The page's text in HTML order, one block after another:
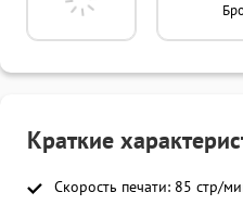
Краткие
Скорость печати: 85 стр/